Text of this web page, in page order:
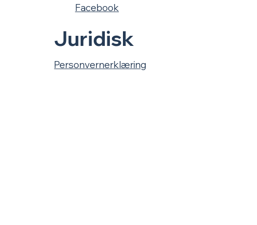
Facebook
Juridisk
Personvernerklæring